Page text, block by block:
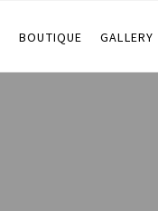
BOUTIQUE GALLERY